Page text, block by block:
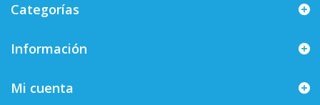
Categorías
Información
Mi cuenta